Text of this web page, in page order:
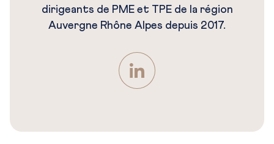
dirigeants de PME et TPE de la région
Auvergne Rhône Alpes depuis 2017.